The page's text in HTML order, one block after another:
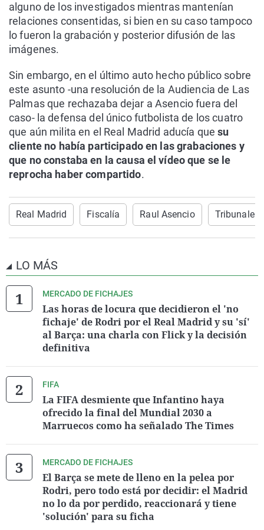
alguno de los investigados mientras mantenían
relaciones consentidas, si bien en su caso tampoco
lo fueron la grabación y posterior difusión de las
imágenes.
Sin embargo, en el último auto hecho público sobre
este asunto -una resolución de la Audiencia de Las
Palmas que rechazaba dejar a Asencio fuera del
caso- la defensa del único futbolista de los cuatro
que aún milita en el Real Madrid aducía quesu
cliente no había participado en las grabaciones y
que no constaba en la causa el vídeo que se le
reprocha haber compartido.
Real Madrid Fiscalía Raul Asencio Tribunales
LO MÁS
MERCADO DE FICHAJES
Las horas de locura que decidieron el 'no
fichaje' de Rodri por el Real Madrid y su 'sí'
al Barça: una charla con Flick y la decisión
definitiva
FIFA
La FIFA desmiente que Infantino haya
ofrecido la final del Mundial 2030 a
Marruecos como ha señalado The Times
MERCADO DE FICHAJES
El Barça se mete de lleno en la pelea por
Rodri, pero todo está por decidir: el Madrid
no lo da por perdido, reaccionará y tiene
'solución' para su ficha